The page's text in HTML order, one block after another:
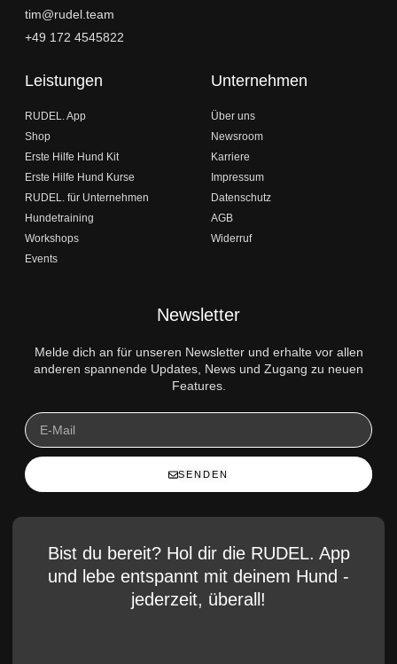
tim@rudel.team
+49 172 4545822
Leistungen
RUDEL. App
Shop
Erste Hilfe Hund Kit
Erste Hilfe Hund Kurse
RUDEL. für Unternehmen
Hundetraining
Workshops
Events
Unternehmen
Über uns
Newsroom
Karriere
Impressum
Datenschutz
AGB
Widerruf
Newsletter
Melde dich an für unseren Newsletter und erhalte vor allen
anderen spannende Updates, News und Zugang zu neuen
Features.
SENDEN
Bist du bereit? Hol dir die RUDEL. App
und lebe entspannt mit deinem Hund -
jederzeit, überall!